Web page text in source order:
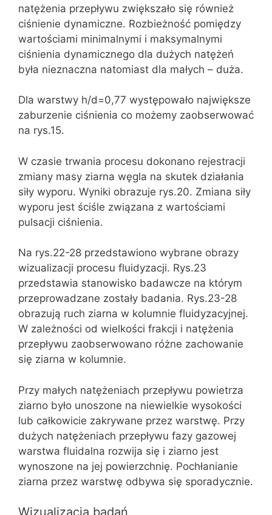
natężenia przepływu zwiększało się również
ciśnienie dynamiczne. Rozbieżność pomiędzy
wartościami minimalnymi i maksymalnymi
ciśnienia dynamicznego dla dużych natężeń
była nieznaczna natomiast dla małych – duża.
Dla warstwy h/d=0,77 występowało największe
zaburzenie ciśnienia co możemy zaobserwować
na rys.15.
W czasie trwania procesu dokonano rejestracji
zmiany masy ziarna węgla na skutek działania
siły wyporu. Wyniki obrazuje rys.20. Zmiana siły
wyporu jest ściśle związana z wartościami
pulsacji ciśnienia.
Na rys.22-28 przedstawiono wybrane obrazy
wizualizacji procesu fluidyzacji. Rys.23
przedstawia stanowisko badawcze na którym
przeprowadzane zostały badania. Rys.23-28
obrazują ruch ziarna w kolumnie fluidyzacyjnej.
W zależności od wielkości frakcji i natężenia
przepływu zaobserwowano różne zachowanie
się ziarna w kolumnie.
Przy małych natężeniach przepływu powietrza
ziarno było unoszone na niewielkie wysokości
lub całkowicie zakrywane przez warstwę. Przy
dużych natężeniach przepływu fazy gazowej
warstwa fluidalna rozwija się i ziarno jest
wynoszone na jej powierzchnię. Pochłanianie
ziarna przez warstwę odbywa się sporadycznie.
Wizualizacja badań